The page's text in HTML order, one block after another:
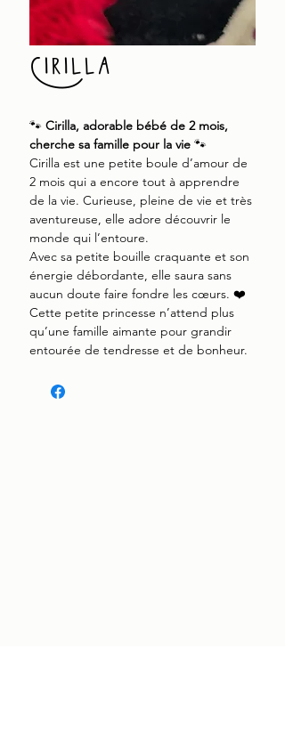
Cirilla
🐾 Cirilla, adorable bébé de 2 mois,
cherche sa famille pour la vie 🐾
Cirilla est une petite boule d’amour de
2 mois qui a encore tout à apprendre
de la vie. Curieuse, pleine de vie et très
aventureuse, elle adore découvrir le
monde qui l’entoure.
Avec sa petite bouille craquante et son
énergie débordante, elle saura sans
aucun doute faire fondre les cœurs. ❤️
Cette petite princesse n’attend plus
qu’une famille aimante pour grandir
entourée de tendresse et de bonheur.